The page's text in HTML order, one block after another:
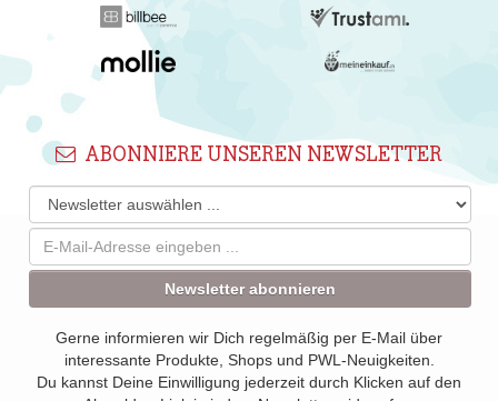
ABONNIERE UNSEREN NEWSLETTER
Newsletter abonnieren
Gerne informieren wir Dich regelmäßig per E-Mail über
interessante Produkte, Shops und PWL-Neuigkeiten.
Du kannst Deine Einwilligung jederzeit durch Klicken auf den